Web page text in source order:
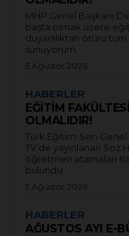
MHP Genel Başkanı
başta olmak üzere
duyarlılıktan ötürü
sunuyorum.
5 Ağustos 2026
HABERLER
EĞİTİM
OLMALIDIR!
Türk Eğitim-Sen Genel
TV’de yayınlanan Söz
öğretmen atamaları
bulundu.
5 Ağustos 2026
HABERLER
AĞUSTOS AYI E-